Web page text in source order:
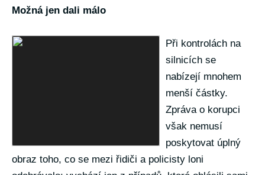
Možná jen dali málo
Při kontrolách na
silnicích se
nabízejí mnohem
menší částky.
Zpráva o korupci
však nemusí
poskytovat úplný
obraz toho, co se mezi řidiči a policisty loni